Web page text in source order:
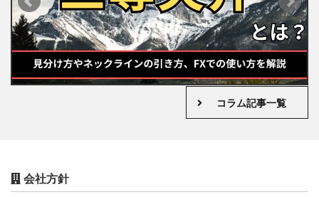
2026年05月08日
コラム記事一覧
会社方針